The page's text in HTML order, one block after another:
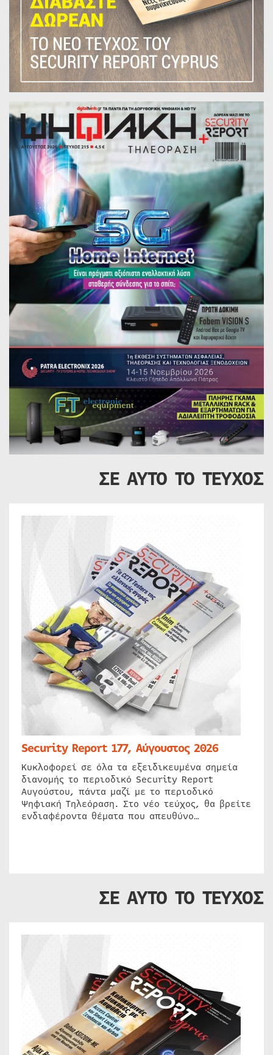
ΣΕ ΑΥΤΟ ΤΟ ΤΕΥΧΟΣ
Security Report 177, Αύγουστος 2026
Κυκλοφορεί σε όλα τα εξειδικευμένα σημεία
διανομής το περιοδικό Security Report
Αυγούστου, πάντα μαζί με το περιοδικό
Ψηφιακή Τηλεόραση. Στο νέο τεύχος, θα βρείτε
ενδιαφέροντα θέματα που απευθύνο…
ΣΕ ΑΥΤΟ ΤΟ ΤΕΥΧΟΣ